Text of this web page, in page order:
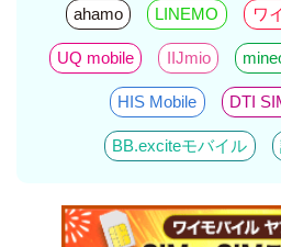
ahamo LINEMO ワ
UQ mobile IIJmio
HIS Mobile DTI
BB.exciteモバイル